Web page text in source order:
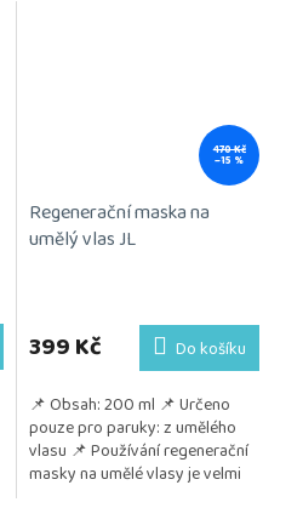
470 Kč
–15 %
Regenerační maska na
umělý vlas JL
399 Kč Do košíku
📌 Obsah: 200 ml 📌 Určeno
pouze pro paruky: z umělého
vlasu 📌 Používání regenerační
masky na umělé vlasy je velmi